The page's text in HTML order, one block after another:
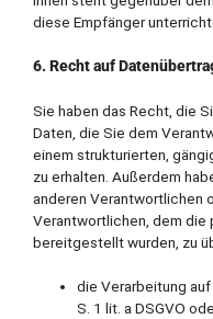
diese Empfänger
6. Recht auf
Sie haben das Recht, die
Daten, die Sie dem
einem strukturierten,
zu erhalten. Außerdem
anderen Verantwortlichen
Verantwortlichen, dem die
bereitgestellt wurden, zu
die Verarbeitung auf
S. 1 lit. a DSGVO